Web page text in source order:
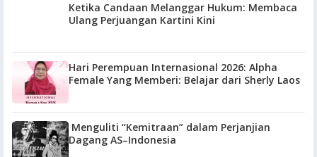
Ketika Candaan Melanggar Hukum: Membaca
Ulang Perjuangan Kartini Kini
Hari Perempuan Internasional 2026: Alpha
Female Yang Memberi: Belajar dari Sherly Laos
Menguliti “Kemitraan” dalam Perjanjian
Dagang AS–Indonesia